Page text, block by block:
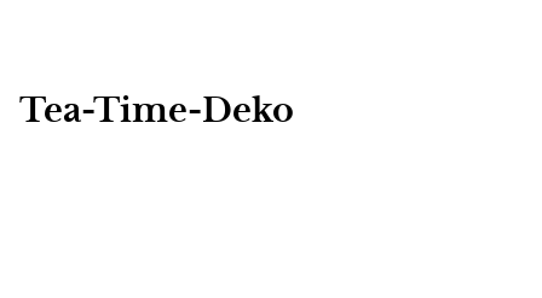
Tea-Time-Deko